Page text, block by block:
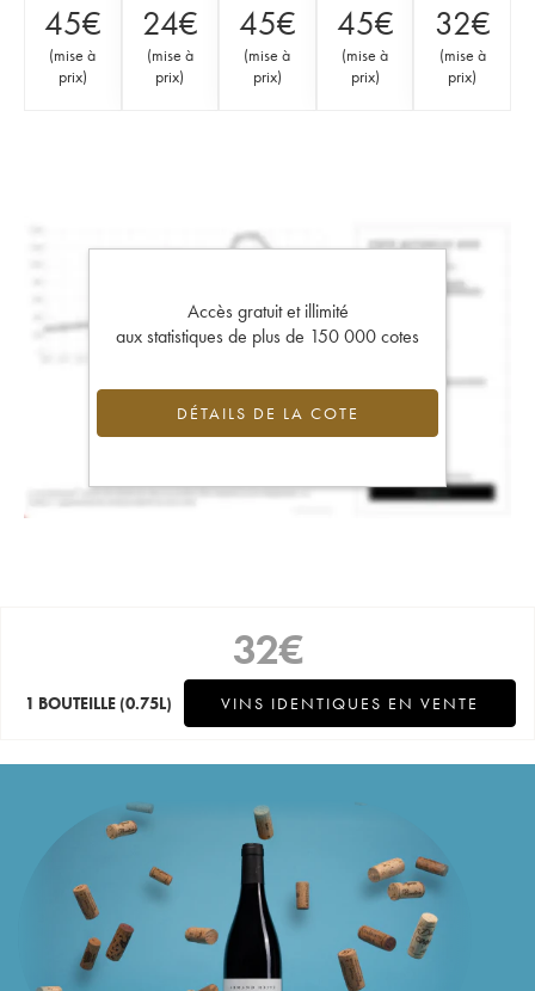
45€
(mise à
prix)
24€
(mise à
prix)
45€
(mise à
prix)
45€
(mise à
prix)
32€
(mise à
prix)
Accès gratuit et illimité
aux statistiques de plus de 150 000 cotes
DÉTAILS DE LA COTE
32€
1 BOUTEILLE (0.75L) VINS IDENTIQUES EN VENTE